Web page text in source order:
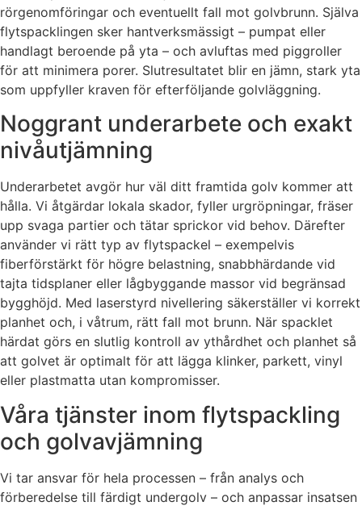
rörgenomföringar och eventuellt fall mot golvbrunn. Själva
flytspacklingen sker hantverksmässigt – pumpat eller
handlagt beroende på yta – och avluftas med piggroller
för att minimera porer. Slutresultatet blir en jämn, stark yta
som uppfyller kraven för efterföljande golvläggning.
Noggrant underarbete och exakt
nivåutjämning
Underarbetet avgör hur väl ditt framtida golv kommer att
hålla. Vi åtgärdar lokala skador, fyller urgröpningar, fräser
upp svaga partier och tätar sprickor vid behov. Därefter
använder vi rätt typ av flytspackel – exempelvis
fiberförstärkt för högre belastning, snabbhärdande vid
tajta tidsplaner eller lågbyggande massor vid begränsad
bygghöjd. Med laserstyrd nivellering säkerställer vi korrekt
planhet och, i våtrum, rätt fall mot brunn. När spacklet
härdat görs en slutlig kontroll av ythårdhet och planhet så
att golvet är optimalt för att lägga klinker, parkett, vinyl
eller plastmatta utan kompromisser.
Våra tjänster inom flytspackling
och golvavjämning
Vi tar ansvar för hela processen – från analys och
förberedelse till färdigt undergolv – och anpassar insatsen